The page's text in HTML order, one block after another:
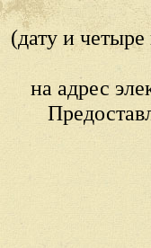
(дату и
на адрес